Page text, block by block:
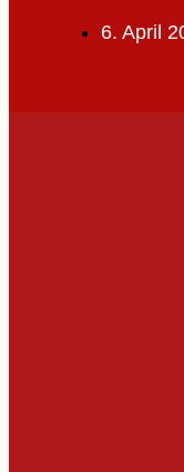
6. April